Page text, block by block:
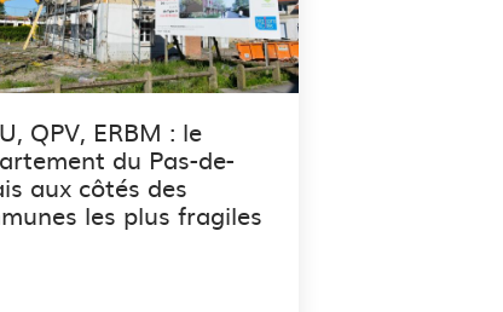
QPV, ERBM : le
du Pas-de-
aux côtés des
les plus fragiles